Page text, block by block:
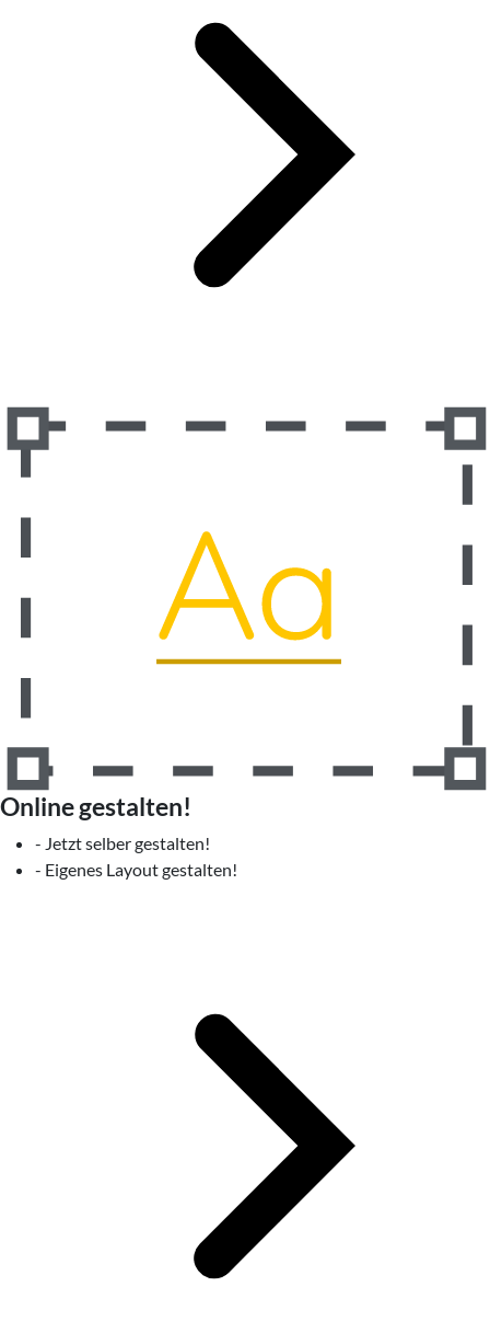
Online gestalten!
- Jetzt selber gestalten!
- Eigenes Layout gestalten!